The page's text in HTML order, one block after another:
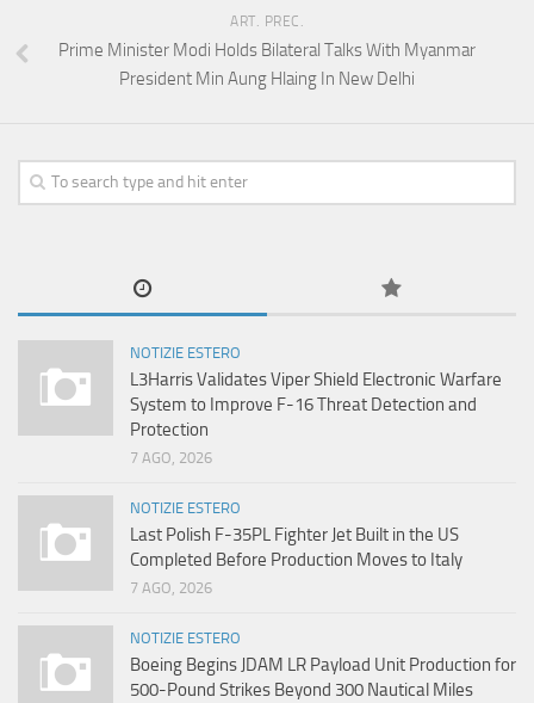
ART. PREC.
Prime Minister Modi Holds Bilateral Talks With Myanmar
President Min Aung Hlaing In New Delhi
NOTIZIE ESTERO
L3Harris Validates Viper Shield Electronic Warfare
System to Improve F-16 Threat Detection and
Protection
7 AGO, 2026
NOTIZIE ESTERO
Last Polish F-35PL Fighter Jet Built in the US
Completed Before Production Moves to Italy
7 AGO, 2026
NOTIZIE ESTERO
Boeing Begins JDAM LR Payload Unit Production for
500-Pound Strikes Beyond 300 Nautical Miles